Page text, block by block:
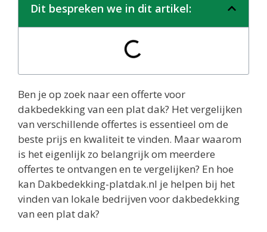
Dit bespreken we in dit artikel:
Ben je op zoek naar een offerte voor
dakbedekking van een plat dak? Het vergelijken
van verschillende offertes is essentieel om de
beste prijs en kwaliteit te vinden. Maar waarom
is het eigenlijk zo belangrijk om meerdere
offertes te ontvangen en te vergelijken? En hoe
kan Dakbedekking-platdak.nl je helpen bij het
vinden van lokale bedrijven voor dakbedekking
van een plat dak?